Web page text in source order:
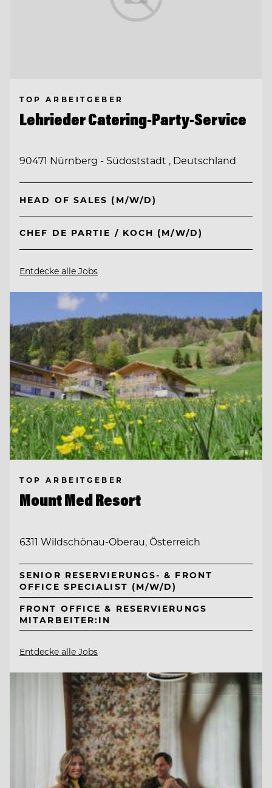
TOP ARBEITGEBER
Lehrieder Catering-Party-Service
90471 Nürnberg - Südoststadt , Deutschland
HEAD OF SALES (M/W/D)
CHEF DE PARTIE / KOCH (M/W/D)
Entdecke alle Jobs
TOP ARBEITGEBER
Mount Med Resort
6311 Wildschönau-Oberau, Österreich
SENIOR RESERVIERUNGS- & FRONT
OFFICE SPECIALIST (M/W/D)
FRONT OFFICE & RESERVIERUNGS
MITARBEITER:IN
Entdecke alle Jobs